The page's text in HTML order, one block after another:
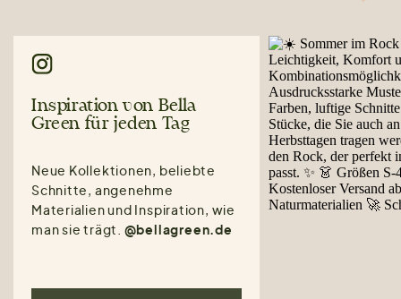
Inspiration von Bella
Green für jeden Tag
Neue Kollektionen, beliebte
Schnitte, angenehme
Materialien und Inspiration, wie
man sie trägt. @bellagreen.de